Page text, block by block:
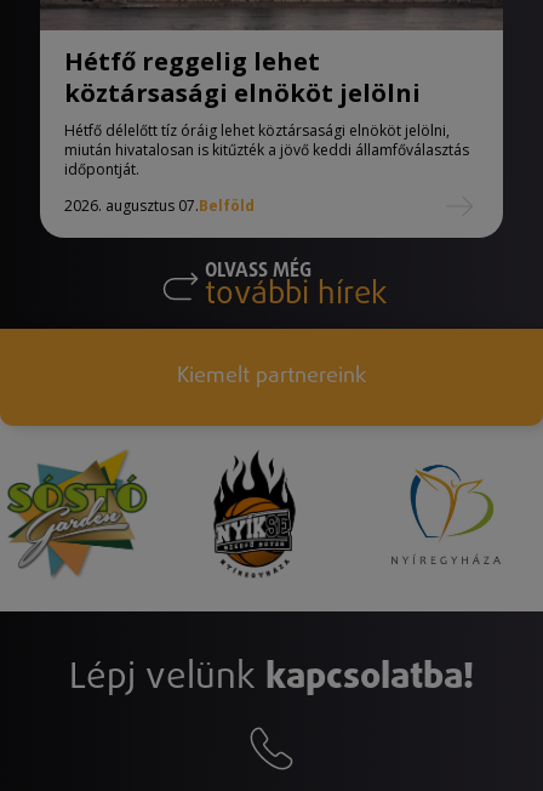
Hétfő reggelig lehet
köztársasági elnököt jelölni
Hétfő délelőtt tíz óráig lehet köztársasági elnököt jelölni,
miután hivatalosan is kitűzték a jövő keddi államfőválasztás
időpontját.
2026. augusztus 07.Belföld
OLVASS MÉG
további hírek
Kiemelt partnereink
Lépj velünk kapcsolatba!